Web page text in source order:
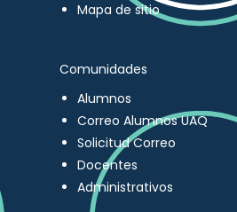
Mapa de sitio
Comunidades
Alumnos
Correo Alumnos UAQ
Solicitud Correo
Docentes
Administrativos